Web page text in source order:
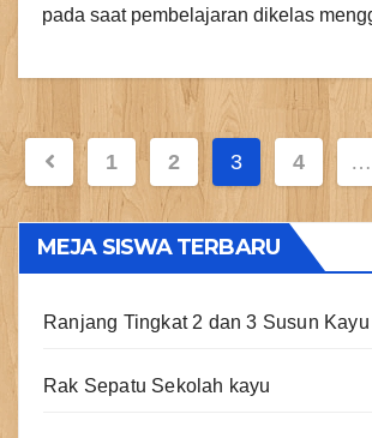
pada saat pembelajaran dikelas
Paginasi
pos
1 2 3 4 …
MEJA SISWA TERBARU
Ranjang Tingkat 2 dan 3 Susun
Rak Sepatu Sekolah kayu